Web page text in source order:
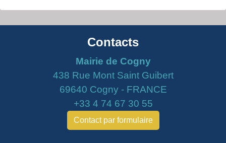
Contacts
Mairie de Cogny
438 Rue Mont Saint Guibert
69640 Cogny - FRANCE
+33 4 74 67 30 55
Contact par formulaire